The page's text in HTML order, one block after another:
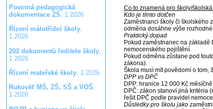
Povinná pedagogická
dokumentace ZŠ, 1.2026
Řízení málotřídní školy,
1.2026
202 dokumentů ředitele školy,
1.2026
Řízení mateřské školy, 1.2026
Rukověť MŠ, ZŠ, SŠ a VOŠ,
1.2026
Co to znamená pro školy/
Kdo je tímto dotčen
Zaměstnanci školy či školského
odměna dosáhne výše
Praktický dopad
Pokud zaměstnanec na základě
nemocenského pojištění.
Pokud odměna zůstane pod
zákona).
Škola musí mít povědomí o tom,
DPP vs DPČ
DPP: hranice 12 000 Kč
DPČ: zákon stanoví jiná kritéria
řešit DPČ podle pravidel
Důsledky pro školu jako